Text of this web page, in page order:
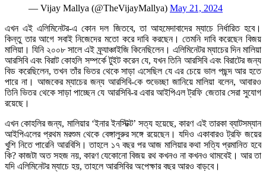
— Vijay Mallya (@TheVijayMallya) May 21, 2024
এখন এই এলিমিনেটর-এ কোন দল জিতবে, তা আহমেদাবাদের ম্যাচে নির্ধারিত হবে।
কিন্তু তার আগে সবাই নিজেদের মতো করে দাবি করছেন। তেমনি দাবি করেছেন বিজয়
মালিয়া। যিনি ২০০৮ সালে এই ফ্র্যাঞ্চাইজি কিনেছিলেন। এলিমিনেটর ম্যাচের দিন মালিয়া
আরসিবি এবং বিরাট কোহলি সম্পর্কে টুইট করেন যে, যখন তিনি আরসিবি এবং বিরাটের জন্য
বিড করেছিলেন, তখন তাঁর ভিতর থেকে সাড়া এসেছিল যে এর চেয়ে ভাল পছন্দ আর হতে
পারে না। আজকের ম্যাচের জন্য আরসিবি-কে শুভেচ্ছা জানিয়ে মালিয়া বলেন, আবারও
তিনি ভিতর থেকে সাড়া পাচ্ছেন যে আরসিবি-র এবার আইপিএল ট্রফি জেতার সেরা সুযোগ
রয়েছে।
এখন কোহলির জন্য, মালিয়ার ‘ইনার ইনস্টিক্ট’ সত্য হয়েছে, কারণ এই তারকা ব্যাটসম্যান
আইপিএলের প্রথম মরশুম থেকে বেঙ্গালুরুর সঙ্গে রয়েছেন। যদিও একাবারও ট্রফি জয়ের
খুশি নিতে পারেনি আরবিসি। তাহলে ১৭ বছর পর আজ মালিয়ার কথা সত্যি প্রমানিত হবে
কি? কাজটা অত সহজ নয়, কারণ যেকোনো বিজয় রথ কখনও না কখনও থামবেই। আর তা
যদি এলিমিনেটর ম্যাচে হয়, তাহলে আরসিবির অপেক্ষার বছর আরও বাড়বে।